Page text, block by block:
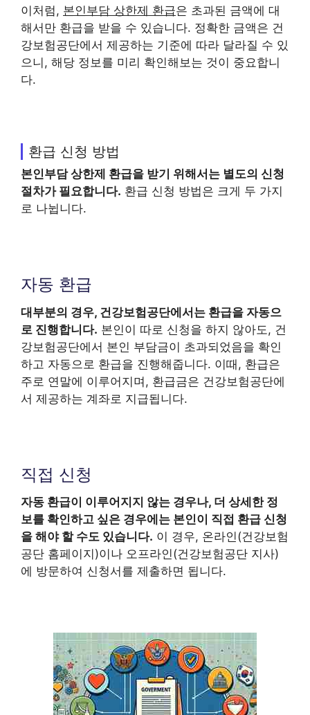
이처럼, 본인부담 상한제 환급은 초과된 금액에 대
해서만 환급을 받을 수 있습니다. 정확한 금액은 건
강보험공단에서 제공하는 기준에 따라 달라질 수 있
으니, 해당 정보를 미리 확인해보는 것이 중요합니
다.
환급 신청 방법
본인부담 상한제 환급을 받기 위해서는 별도의 신청
절차가 필요합니다. 환급 신청 방법은 크게 두 가지
로 나뉩니다.
자동 환급
대부분의 경우, 건강보험공단에서는 환급을 자동으
로 진행합니다. 본인이 따로 신청을 하지 않아도, 건
강보험공단에서 본인 부담금이 초과되었음을 확인
하고 자동으로 환급을 진행해줍니다. 이때, 환급은
주로 연말에 이루어지며, 환급금은 건강보험공단에
서 제공하는 계좌로 지급됩니다.
직접 신청
자동 환급이 이루어지지 않는 경우나, 더 상세한 정
보를 확인하고 싶은 경우에는 본인이 직접 환급 신청
을 해야 할 수도 있습니다. 이 경우, 온라인(건강보험
공단 홈페이지)이나 오프라인(건강보험공단 지사)
에 방문하여 신청서를 제출하면 됩니다.